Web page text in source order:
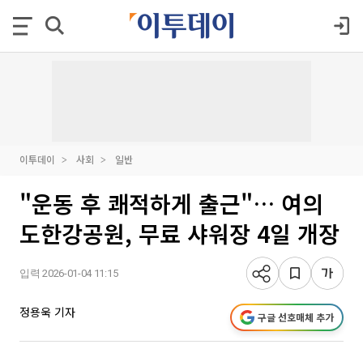
이투데이 사회 일반
"운동 후 쾌적하게 출근"… 여의
도한강공원, 무료 샤워장 4일 개장
입력 2026-01-04 11:15
정용욱 기자 구글 선호매체 추가